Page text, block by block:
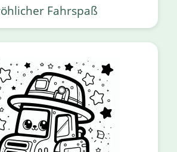
Fahrspaß